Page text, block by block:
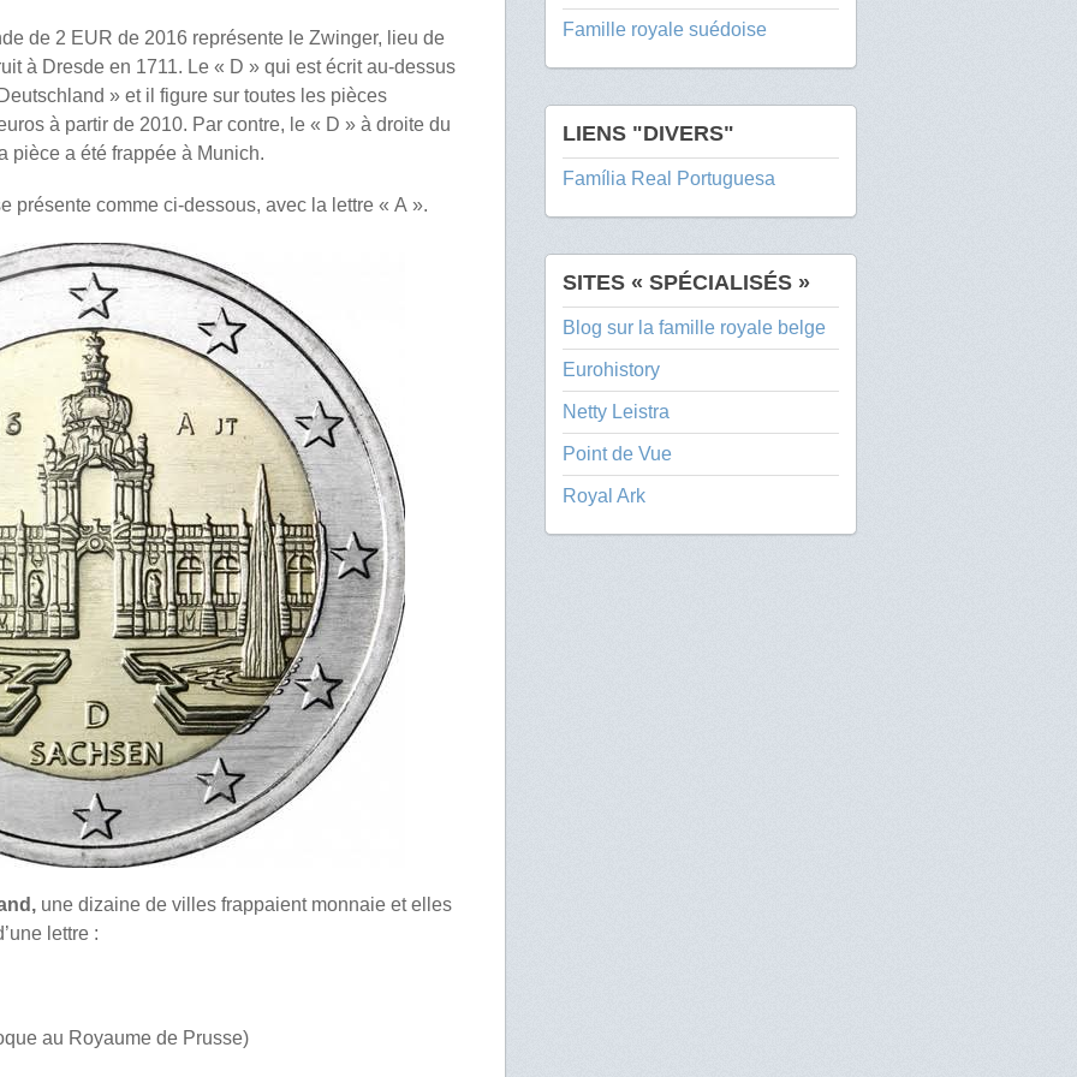
de 2 EUR de 2016 représente le Zwinger, lieu de
à Dresde en 1711. Le « D » qui est écrit au-dessus
» et il figure sur toutes les pièces
à partir de 2010. Par contre, le « D » à droite du
pièce a été frappée à Munich.
présente comme ci-dessous, avec la lettre « A ».
une dizaine de villes frappaient monnaie et elles
lettre :
au Royaume de Prusse)
Famille royale suédoise
LIENS "DIVERS"
Família Real Portuguesa
SITES « SPÉCIALISÉS »
Blog sur la famille royale belge
Eurohistory
Netty Leistra
Point de Vue
Royal Ark